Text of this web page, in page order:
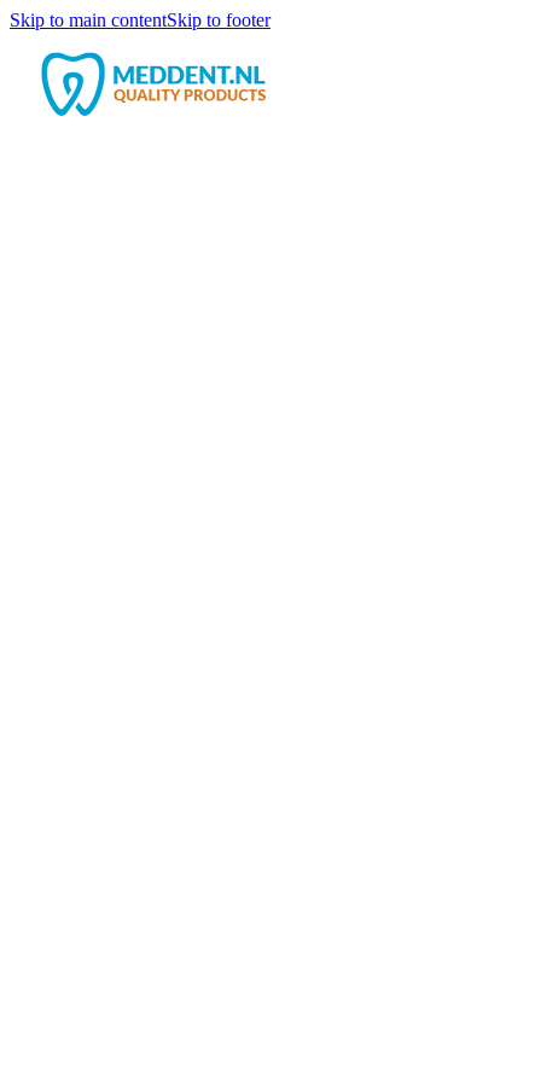
Skip to main contentSkip to footer